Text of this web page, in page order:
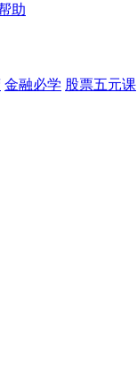
助
金融必学 股票五元课